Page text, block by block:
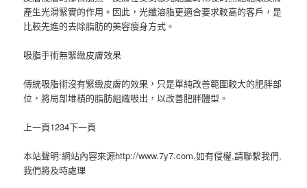
產生光滑緊實的作用。 因此，光纖溶脂更適合要求較高的客戶，是
比較先進的去除脂肪的美容瘦身方式。
吸脂手術無緊緻皮膚效果
傳統吸脂術沒有緊緻皮膚的效果，只是單純改善範圍較大的肥胖部
位，將局部堆積的脂肪組織吸出，以改善肥胖體型。
上一頁1234下一頁
本站聲明:網站內容來源http://www.7y7.com,如有侵權,請聯繫我們,
我們將及時處理